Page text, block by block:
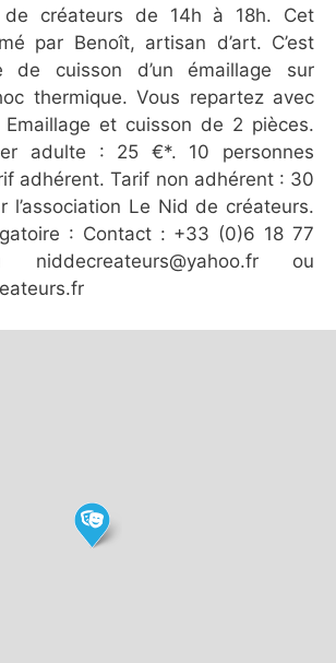
créateurs de 14h à 18h. Cet
par Benoît, artisan d’art. C’est
de cuisson d’un émaillage sur
thermique. Vous repartez avec
et cuisson de 2 pièces.
adulte : 25 €*. 10 personnes
adhérent. Tarif non adhérent : 30
l’association Le Nid de créateurs.
: Contact : +33 (0)6 18 77
ou